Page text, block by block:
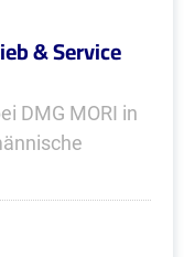
& Service
DMG MORI in